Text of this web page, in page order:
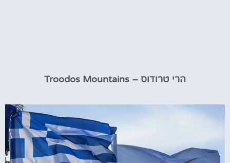
הרי טרודוס – Troodos Mountains